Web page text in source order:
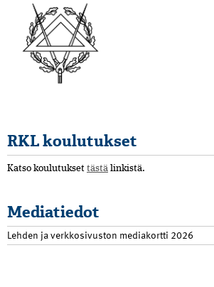
RKL koulutukset
Katso koulutukset tästä linkistä.
Mediatiedot
Lehden ja verkkosivuston mediakortti 2026